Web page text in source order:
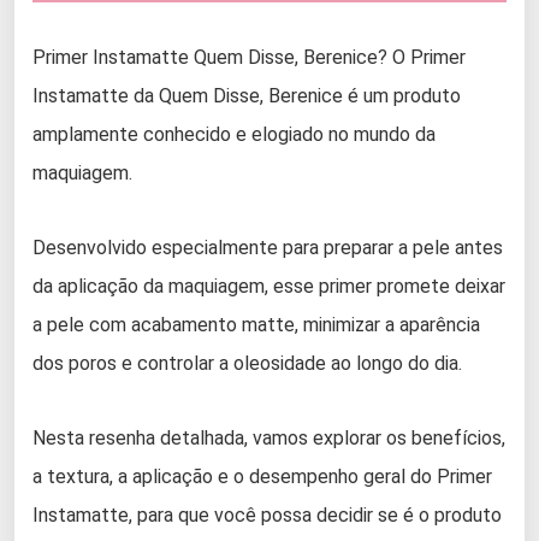
Primer Instamatte Quem Disse, Berenice? O Primer
Instamatte da Quem Disse, Berenice é um produto
amplamente conhecido e elogiado no mundo da
maquiagem.
Desenvolvido especialmente para preparar a pele antes
da aplicação da maquiagem, esse primer promete deixar
a pele com acabamento matte, minimizar a aparência
dos poros e controlar a oleosidade ao longo do dia.
Nesta resenha detalhada, vamos explorar os benefícios,
a textura, a aplicação e o desempenho geral do Primer
Instamatte, para que você possa decidir se é o produto